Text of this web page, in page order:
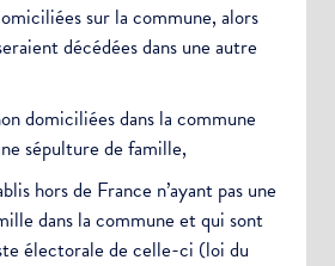
sur la commune, alors
décédées dans une autre
domiciliées dans la commune
sépulture de famille,
hors de France n’ayant pas une
dans la commune et qui sont
électorale de celle-ci (loi du